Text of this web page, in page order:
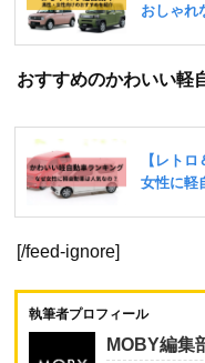
おすすめのかわいい軽
[/feed-ignore]
執筆者プロフィール
MOBY編集